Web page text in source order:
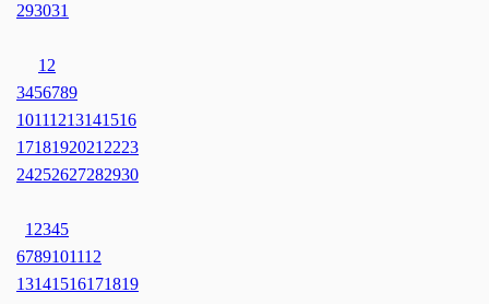
293031
1 2
3456789
10111213141516
1718192021 2223
24252627282930
1 2345
6789101112
13141516171819